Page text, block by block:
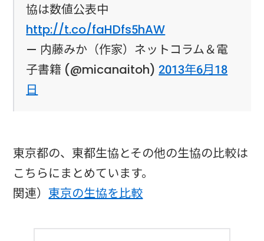
協は数値公表中
http://t.co/faHDfs5hAW
— 内藤みか（作家）ネットコラム＆電
子書籍 (@micanaitoh)2013年6月18
日
東京都の、東都生協とその他の生協の比較は
こちらにまとめています。
関連） 東京の生協を比較